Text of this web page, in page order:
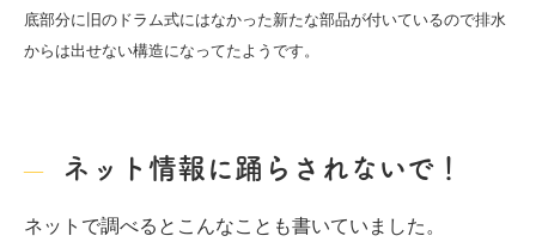
底部分に旧のドラム式にはなかった新たな部品が付いているので排水
からは出せない構造になってたようです。
ネット情報に踊らされないで！
ネットで調べるとこんなことも書いていました。